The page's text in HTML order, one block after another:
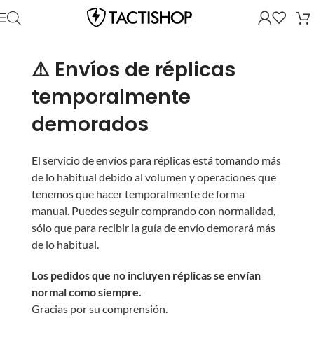
⚠️ Envíos de réplicas
temporalmente
demorados
El servicio de envíos para réplicas está tomando más
de lo habitual debido al volumen y operaciones que
tenemos que hacer temporalmente de forma
manual. Puedes seguir comprando con normalidad,
sólo que para recibir la guía de envío demorará más
de lo habitual.
Los pedidos que no incluyen réplicas se envían
normal como siempre.
Gracias por su comprensión.